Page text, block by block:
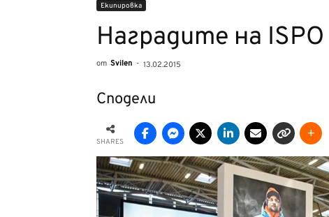
Екипировка
Наградите на
от Svilen - 13.02.2015
Сподели
SHARES